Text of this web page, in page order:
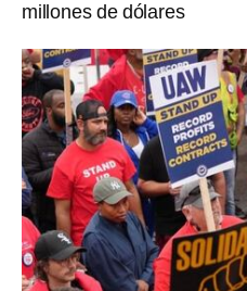
millones de dólares